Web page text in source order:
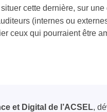
cette dernière, sur
(internes ou
ceux qui pourraient être
et Digital de l’ACSEL,